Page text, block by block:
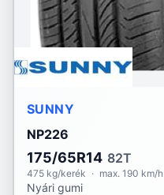
SUNNY
NP226
175/65R14 82T
475 kg/kerék · max. 190 km/h
Nyári gumi